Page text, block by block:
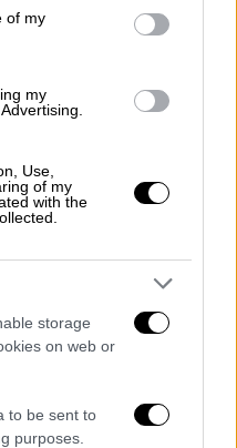
of my
my
Use,
of my
with the
storage
on web or
to be sent to
purposes.
αφού δεν
υπάρχουν
συμφωνούν να
ότι αυτό
εστίαση
και την
. Στην τελευταία
οι ειδικοί
φως ώστε να μην
ατόμων ανά
να καταργηθούν
μέτρα στην
επιστήμονες της